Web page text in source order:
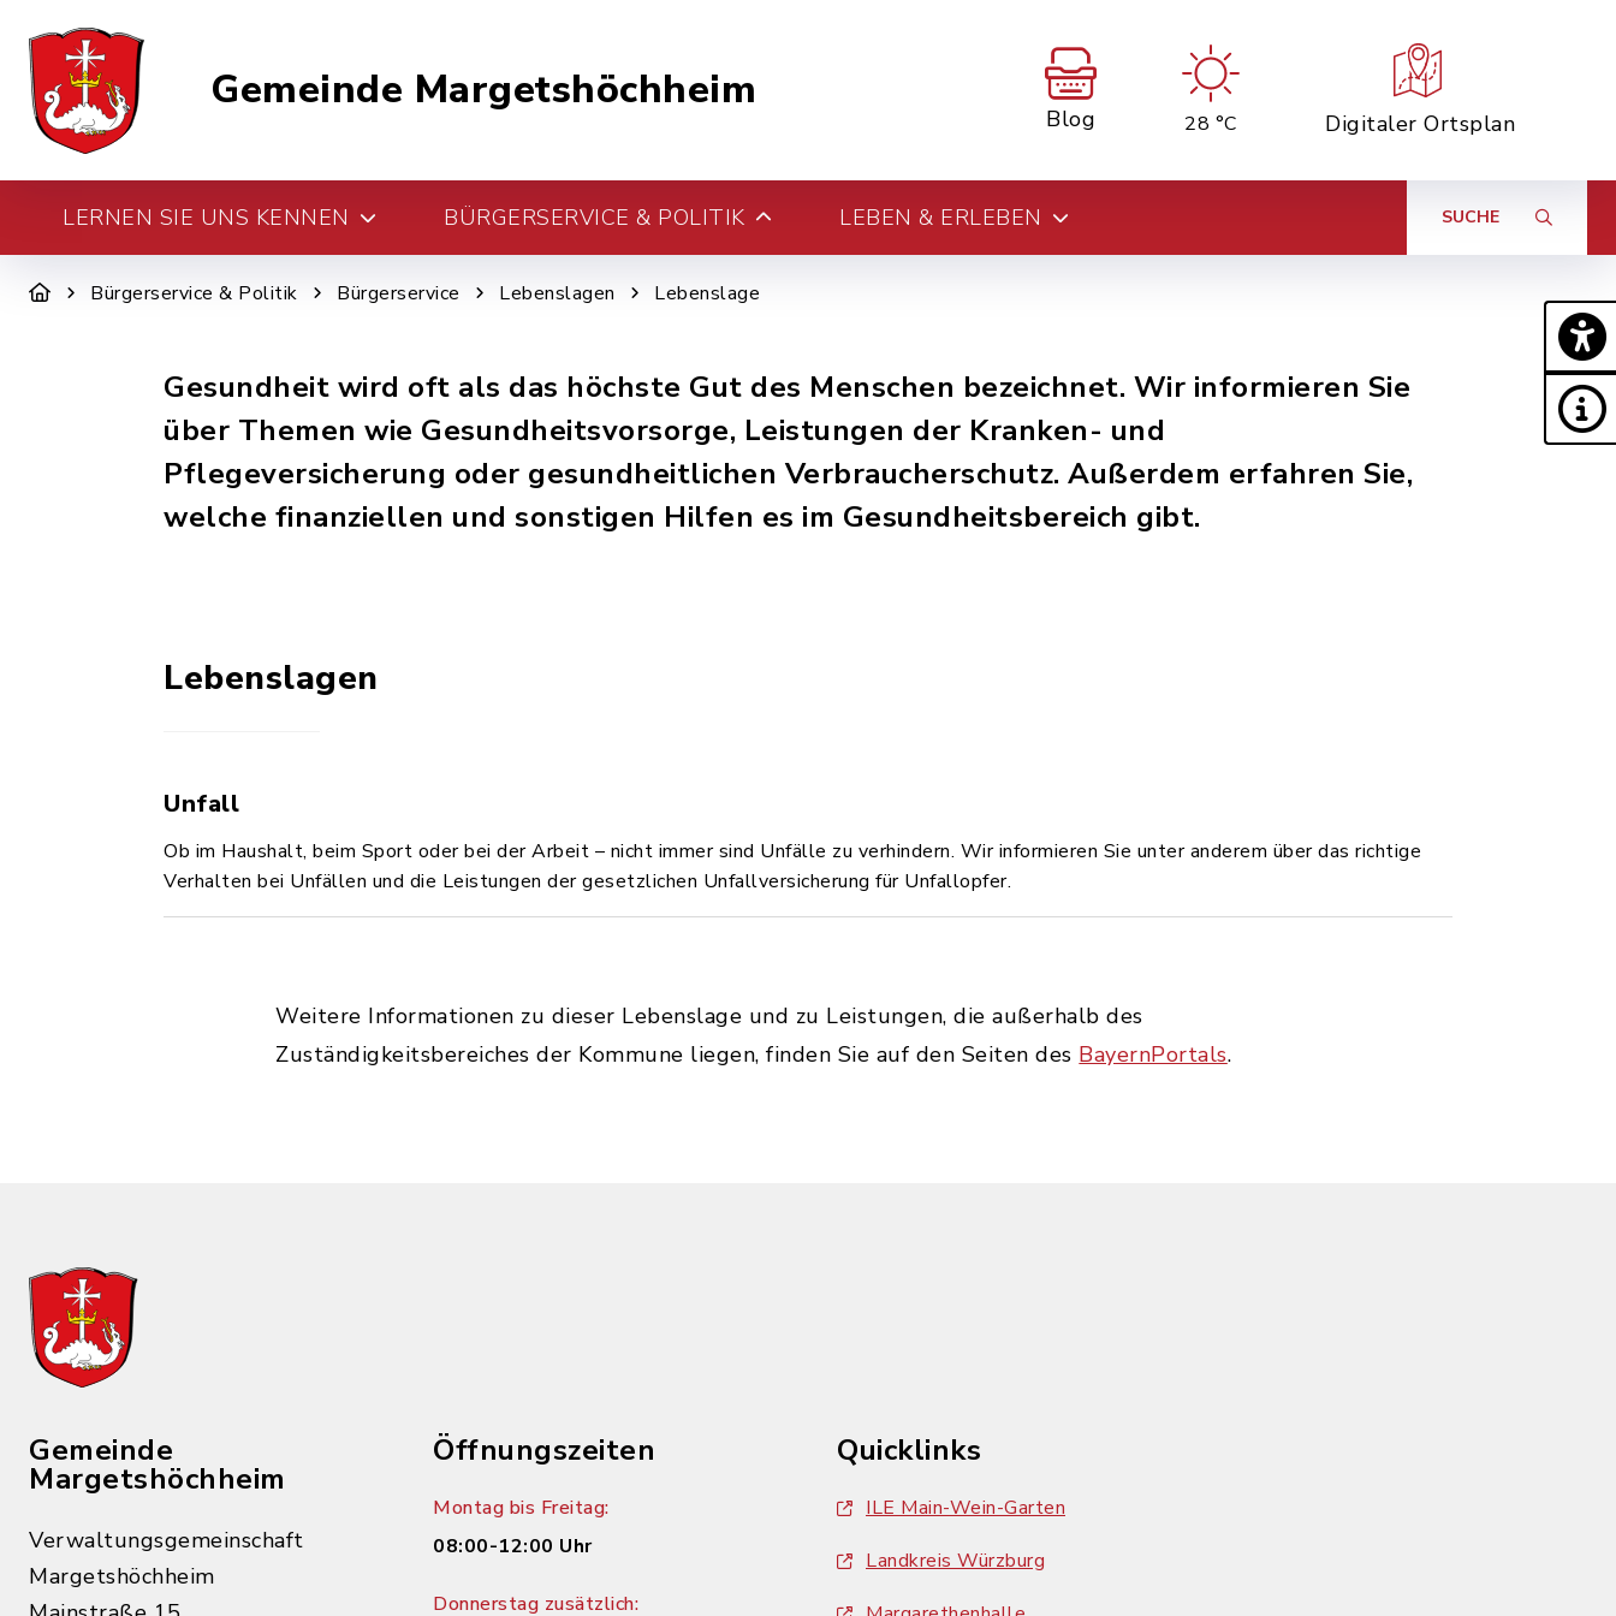
Gemeinde Margetshöchheim
Blog 28 °C Digitaler Ortsplan
LERNEN SIE UNS KENNEN BÜRGERSERVICE & POLITIK LEBEN & ERLEBEN SUCHE
Bürgerservice & Politik Bürgerservice Lebenslagen Lebenslage
Gesundheit wird oft als das höchste Gut des Menschen bezeichnet. Wir informieren Sie
über Themen wie Gesundheitsvorsorge, Leistungen der Kranken- und
Pflegeversicherung oder gesundheitlichen Verbraucherschutz. Außerdem erfahren Sie,
welche finanziellen und sonstigen Hilfen es im Gesundheitsbereich gibt.
Lebenslagen
Unfall
Ob im Haushalt, beim Sport oder bei der Arbeit – nicht immer sind Unfälle zu verhindern. Wir informieren Sie unter anderem über das richtige
Verhalten bei Unfällen und die Leistungen der gesetzlichen Unfallversicherung für Unfallopfer.
Weitere Informationen zu dieser Lebenslage und zu Leistungen, die außerhalb des
Zuständigkeitsbereiches der Kommune liegen, finden Sie auf den Seiten des BayernPortals.
Gemeinde
Margetshöchheim
Verwaltungsgemeinschaft
Margetshöchheim
Öffnungszeiten
Montag bis Freitag:
08:00-12:00 Uhr
Donnerstag zusätzlich:
Quicklinks
ILE Main-Wein-Garten
Landkreis Würzburg